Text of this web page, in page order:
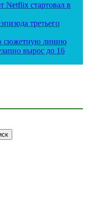
Netflix стартовал в
третьего
сюжетную линию
вырос до 16